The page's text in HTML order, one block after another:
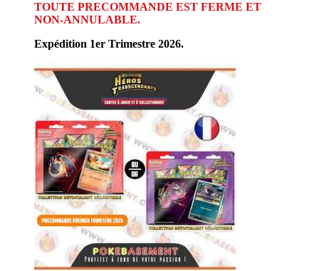
TOUTE PRECOMMANDE EST FERME ET
NON-ANNULABLE.
Expédition 1er Trimestre 2026.